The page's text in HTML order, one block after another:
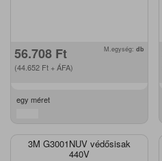
56.708 Ft
(44.652 Ft + ÁFA)
M.egység: db
egy méret
3M G3001NUV védősisak
440V